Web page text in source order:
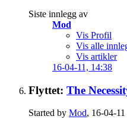
Siste innlegg av
Mod
Vis Profil
Vis alle
Vis artikler
16-04-11, 14:38
Flyttet: The
Started by Mod, 16-04-